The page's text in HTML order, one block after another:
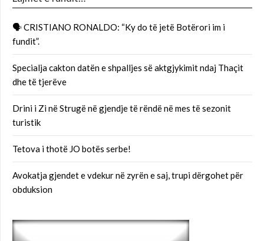
🗣 CRISTIANO RONALDO: “Ky do të jetë Botërori im i
fundit”.
Specialja cakton datën e shpalljes së aktgjykimit ndaj Thaçit
dhe të tjerëve
Drini i Zi në Strugë në gjendje të rëndë në mes të sezonit
turistik
Tetova i thotë JO botës serbe!
Avokatja gjendet e vdekur në zyrën e saj, trupi dërgohet për
obduksion